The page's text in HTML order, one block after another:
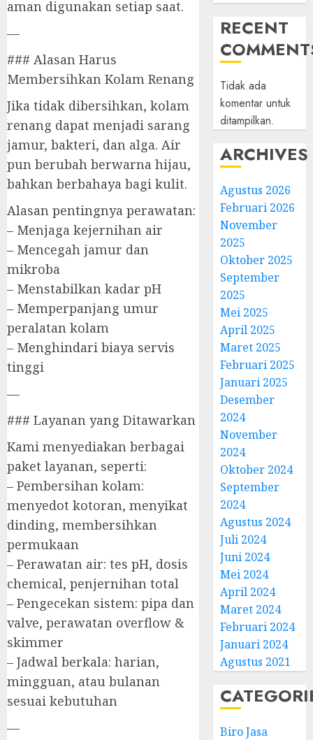
aman digunakan setiap saat.
—
### Alasan Harus
Membersihkan Kolam Renang
Jika tidak dibersihkan, kolam
renang dapat menjadi sarang
jamur, bakteri, dan alga. Air
pun berubah berwarna hijau,
bahkan berbahaya bagi kulit.
Alasan pentingnya perawatan:
– Menjaga kejernihan air
– Mencegah jamur dan
mikroba
– Menstabilkan kadar pH
– Memperpanjang umur
peralatan kolam
– Menghindari biaya servis
tinggi
—
### Layanan yang Ditawarkan
Kami menyediakan berbagai
paket layanan, seperti:
– Pembersihan kolam:
menyedot kotoran, menyikat
dinding, membersihkan
permukaan
– Perawatan air: tes pH, dosis
chemical, penjernihan total
– Pengecekan sistem: pipa dan
valve, perawatan overflow &
skimmer
– Jadwal berkala: harian,
mingguan, atau bulanan
sesuai kebutuhan
—
RECENT
Tidak ada
komentar untuk
ditampilkan.
ARCHIVES
Agustus 2026
Februari 2026
November
2025
Oktober 2025
September
2025
Mei 2025
April 2025
Maret 2025
Februari 2025
Januari 2025
Desember
2024
November
2024
Oktober 2024
September
2024
Agustus 2024
Juli 2024
Juni 2024
Mei 2024
April 2024
Maret 2024
Februari 2024
Januari 2024
Agustus 2021
Biro Jasa